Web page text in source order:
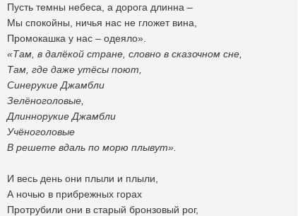
Пусть темны небеса, а дорога длинна –
Мы спокойны, ничья нас не гложет вина,
Промокашка у нас – одеяло».
«Там, в далёкой стране, словно в сказочном сне,
Там, где даже утёсы поют,
Синерукие Джамбли
Зелёноголовые,
Длиннорукие Джамбли
Учёноголовые
В решете вдаль по морю плывут».
И весь день они плыли и плыли,
А ночью в прибрежных горах
Протрубили они в старый бронзовый рог,